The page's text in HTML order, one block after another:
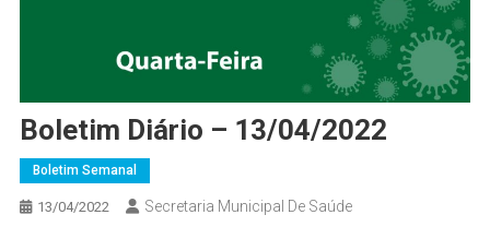
Boletim Diário – 13/04/2022
Boletim Semanal
13/04/2022 Secretaria Municipal De Saúde